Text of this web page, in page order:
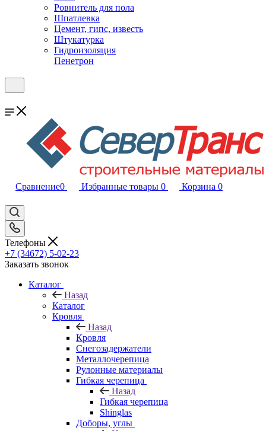
Ровнитель для пола
Шпатлевка
Цемент, гипс, известь
Штукатурка
Гидроизоляция
Пенетрон
Сравнение0 Избранные товары 0 Корзина 0
Телефоны
+7 (34672) 5-02-23
Заказать звонок
Каталог
Назад
Каталог
Кровля
Назад
Кровля
Снегозадержатели
Металлочерепица
Рулонные материалы
Гибкая черепица
Назад
Гибкая черепица
Shinglas
Доборы, углы